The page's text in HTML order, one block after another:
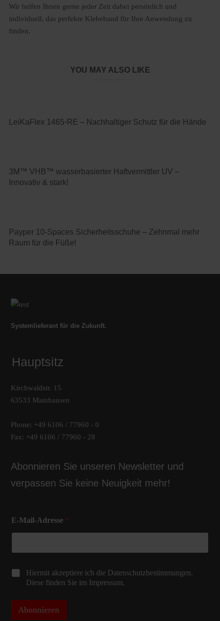
Wir helfen Ihnen gerne jeder Zeit dabei persönlich und
individuell, das perfekte Klebeband für Ihre Anwendung zu
finden.
YOU MAY ALSO LIKE
LeiKaFlex 1465-RE – Nachhaltiger Schutz für die Hände
3M™ VHB™ wasserbasierter Haftvermittler UV –
Innovativ & stark!
Payper 10-Spaces Sicherheitsschuhe – Zehnmal mehr
Raum für die Füße!
Systemlieferant für die Zukunft.
Hauptsitz
Kirchwaldstr. 15
63533 Mainhausen
Phone: +49 6106 / 77960 - 0
Fax: +49 6106 / 77960 - 28
Abonnieren Sie unseren Newsletter und
verpassen Sie keine Neuigkeit mehr!
E-Mail-Adresse *
C
c
b
Hiermit akzeptiere ich die Datenschutzbestimmungen.
Diese finden Sie im Impressum.
Abonnieren